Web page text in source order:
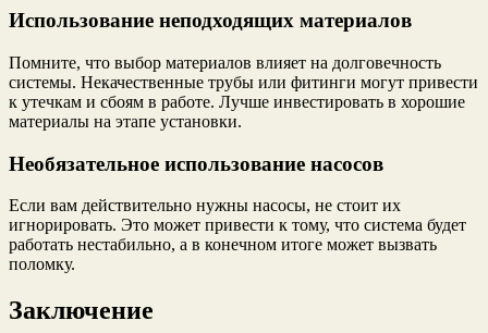
Использование неподходящих материалов
Помните, что выбор материалов влияет на долговечность
системы. Некачественные трубы или фитинги могут привести
к утечкам и сбоям в работе. Лучше инвестировать в хорошие
материалы на этапе установки.
Необязательное использование насосов
Если вам действительно нужны насосы, не стоит их
игнорировать. Это может привести к тому, что система будет
работать нестабильно, а в конечном итоге может вызвать
поломку.
Заключение